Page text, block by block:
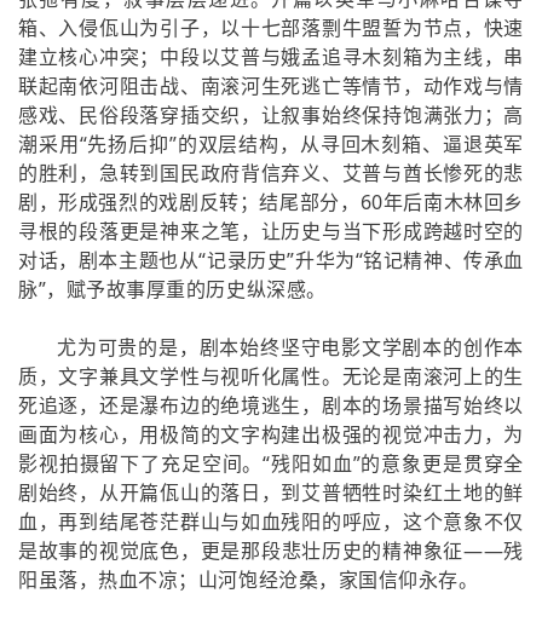
箱、入侵佤山为引子，以十七部落剽牛盟誓为节点，快速
建立核心冲突；中段以艾普与娥孟追寻木刻箱为主线，串
联起南依河阻击战、南滚河生死逃亡等情节，动作戏与情
感戏、民俗段落穿插交织，让叙事始终保持饱满张力；高
潮采用“先扬后抑”的双层结构，从寻回木刻箱、逼退英军
的胜利，急转到国民政府背信弃义、艾普与酋长惨死的悲
剧，形成强烈的戏剧反转；结尾部分，60年后南木林回乡
寻根的段落更是神来之笔，让历史与当下形成跨越时空的
对话，剧本主题也从“记录历史”升华为“铭记精神、传承血
脉”，赋予故事厚重的历史纵深感。
尤为可贵的是，剧本始终坚守电影文学剧本的创作本
质，文字兼具文学性与视听化属性。无论是南滚河上的生
死追逐，还是瀑布边的绝境逃生，剧本的场景描写始终以
画面为核心，用极简的文字构建出极强的视觉冲击力，为
影视拍摄留下了充足空间。“残阳如血”的意象更是贯穿全
剧始终，从开篇佤山的落日，到艾普牺牲时染红土地的鲜
血，再到结尾苍茫群山与如血残阳的呼应，这个意象不仅
是故事的视觉底色，更是那段悲壮历史的精神象征——残
阳虽落，热血不凉；山河饱经沧桑，家国信仰永存。